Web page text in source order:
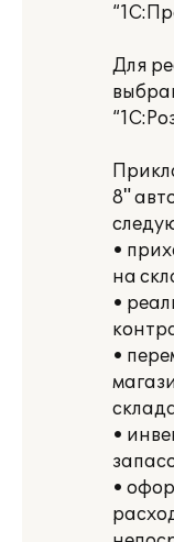
Для
8"
•
на
•
•
•
•